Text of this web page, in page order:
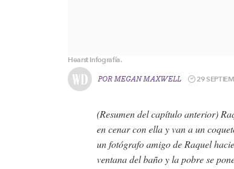
Hearst Infografía.
POR MEGAN MAXWELL 29
(Resumen del capítulo anterior)
en cenar con ella y van a un
un fotógrafo amigo de Raquel
ventana del baño y la pobre se